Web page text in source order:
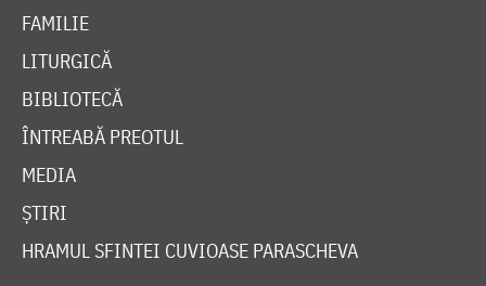
FAMILIE
LITURGICĂ
BIBLIOTECĂ
ÎNTREABĂ PREOTUL
MEDIA
ȘTIRI
HRAMUL SFINTEI CUVIOASE PARASCHEVA